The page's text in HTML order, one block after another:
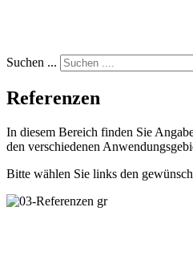
Suchen ...
Referenzen
In diesem Bereich finden Sie
den verschiedenen
Bitte wählen Sie links den